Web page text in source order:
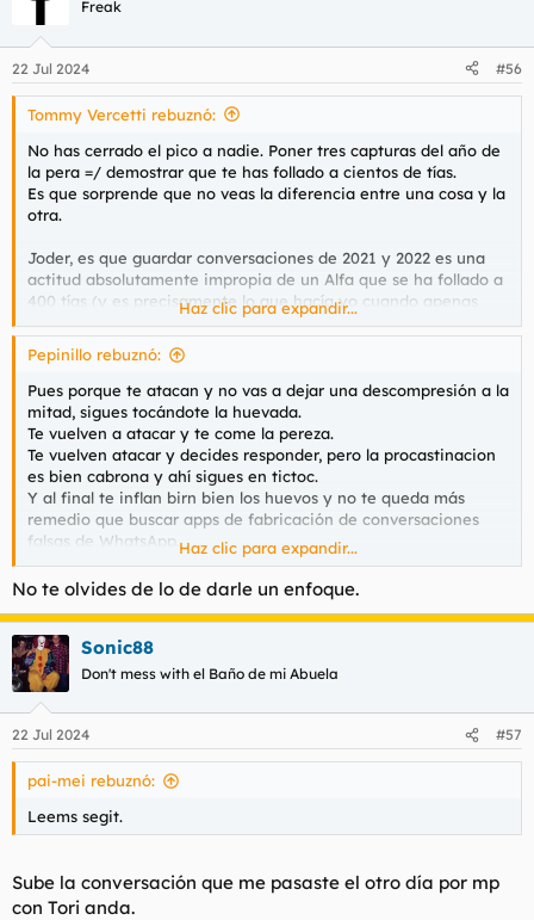
e
s
Freak
22 Jul 2024 #56
Tommy Vercetti rebuznó:
No has cerrado el pico a nadie. Poner tres capturas del año de
la pera =/ demostrar que te has follado a cientos de tías.
Es que sorprende que no veas la diferencia entre una cosa y la
otra.
Joder, es que guardar conversaciones de 2021 y 2022 es una
actitud absolutamente impropia de un Alfa que se ha follado a
400 tías (y es precisamente lo que hacía yo cuando apenas
había follado y era un acomplejado en este tema y tenía
amigos que habían follado más que yo y no me habían visto
ligar muchas veces. Pero ahora con casi 30 palos como que me
la pela bastante y a ti con 40 te tendría que pasar lo mismo y
más en un foro).
Ahora esas conversaciones una vez se ha terminado el folleteo
las elimino y ni se me pasa por la cabeza sacar captura para
poder vacilar por un motivo muy simple: porque ligar y tener
conversaciones parecidas no cuesta demasiado, y es lo que
han dicho más arriba lo difícil no es follar, cualquiera se puede
follar un orco, lo difícil es follarte a tías buenas de verdad.
Que tú las guardes como oro en paño es cutrísimo la verdad.
Lo suyo sería guardar las fotos medio en bolas o en bolas que
te mandan para hacerte tus pajas pero sacar capturas a
conversaciones y guardarlas durante años es lamentabilísimo.
Y vamos, de aquí no me bajo.
Haz clic para expandir...
Pepinillo rebuznó:
Pues porque te atacan y no vas a dejar una descompresión a la
mitad, sigues tocándote la huevada.
Te vuelven a atacar y te come la pereza.
Te vuelven atacar y decides responder, pero la procastinacion
es bien cabrona y ahí sigues en tictoc.
Y al final te inflan birn bien los huevos y no te queda más
remedio que buscar apps de fabricación de conversaciones
falsas de WhatsApp.
Todo lleva un proceso,
Haz clic para expandir...
No te olvides de lo de darle un enfoque.
Sonic88
Don't mess with el Baño de mi Abuela
22 Jul 2024 #57
pai-mei rebuznó:
Leems segit.
Sube la conversación que me pasaste el otro día por mp
con Tori anda.